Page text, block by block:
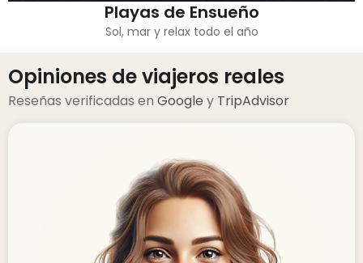
Playas de Ensueño
Sol, mar y relax todo el año
Opiniones de viajeros reales
Reseñas verificadas en Google y TripAdvisor